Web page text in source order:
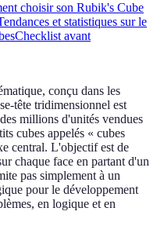
choisir son Rubik's Cube
et statistiques sur le
Checklist avant
conçu dans les
tête tridimensionnel est
millions d'unités vendues
cubes appelés « cubes
central. L'objectif est de
chaque face en partant d'un
pas simplement à un
pour le développement
en logique et en